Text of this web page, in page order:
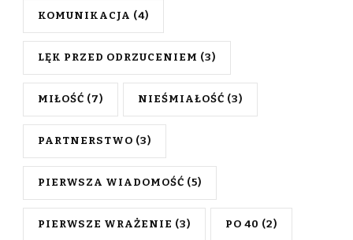
KOMUNIKACJA (4)
LĘK PRZED ODRZUCENIEM (3)
MIŁOŚĆ (7) NIEŚMIAŁOŚĆ (3)
PARTNERSTWO (3)
PIERWSZA WIADOMOŚĆ (5)
PIERWSZE WRAŻENIE (3) PO 40 (2)